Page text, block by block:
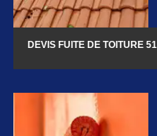
DEVIS FUITE DE TOITURE 51